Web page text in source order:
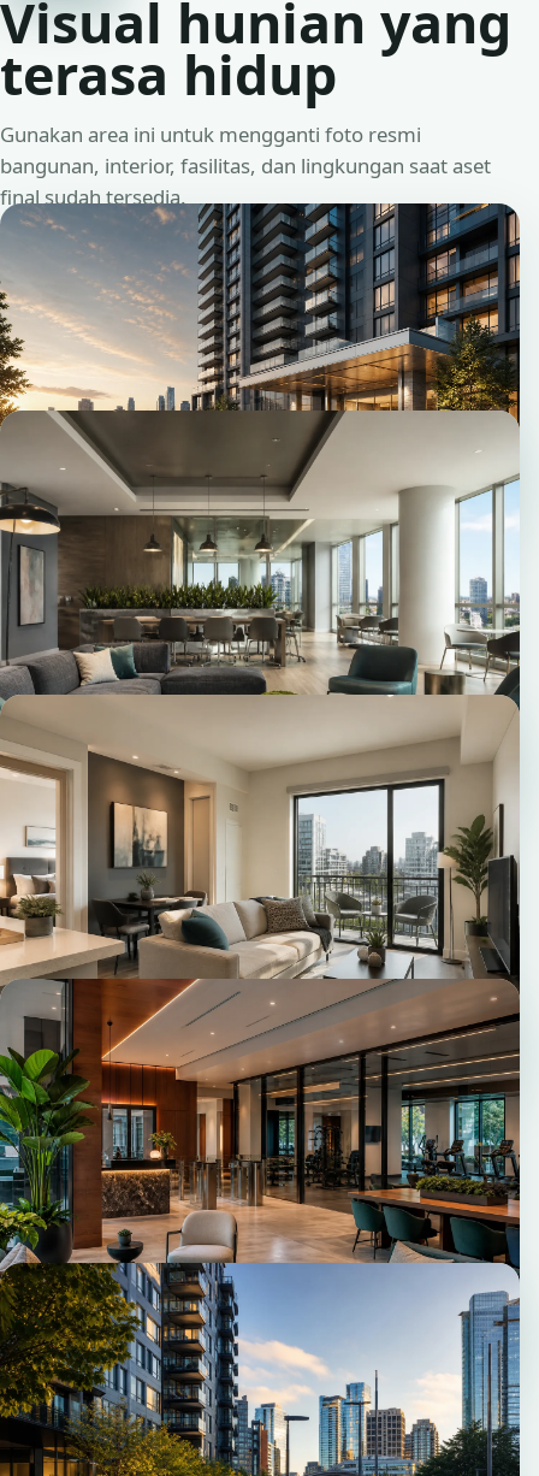
Visual hunian yang
terasa hidup
Gunakan area ini untuk mengganti foto resmi
bangunan, interior, fasilitas, dan lingkungan saat aset
final sudah tersedia.